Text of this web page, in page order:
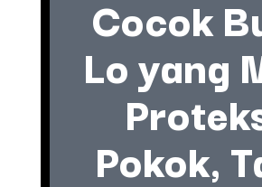
Cocok
Lo yang
Pokok,